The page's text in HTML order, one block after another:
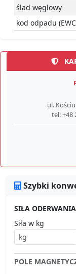
ślad węglowy
kod odpadu
ul.
tel: +48
Szybki
SIŁA ODERWANIA
Siła w kg
POLE